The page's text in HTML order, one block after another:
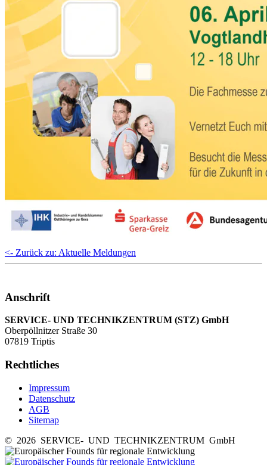
<- Zurück zu: Aktuelle Meldungen
Anschrift
SERVICE- UND TECHNIKZENTRUM (STZ) GmbH
Oberpöllnitzer Straße 30
07819 Triptis
Rechtliches
Impressum
Datenschutz
AGB
Sitemap
© 2026 SERVICE- UND TECHNIKZENTRUM GmbH